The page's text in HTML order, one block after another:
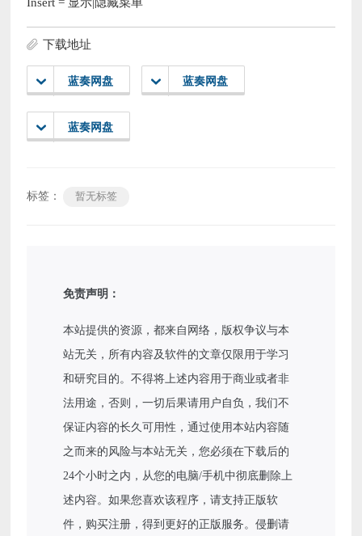
Insert = 显示|隐藏菜单
下载地址
蓝奏网盘 蓝奏网盘
蓝奏网盘
标签： 暂无标签
免责声明：
本站提供的资源，都来自网络，版权争议与本
站无关，所有内容及软件的文章仅限用于学习
和研究目的。不得将上述内容用于商业或者非
法用途，否则，一切后果请用户自负，我们不
保证内容的长久可用性，通过使用本站内容随
之而来的风险与本站无关，您必须在下载后的
24个小时之内，从您的电脑/手机中彻底删除上
述内容。如果您喜欢该程序，请支持正版软
件，购买注册，得到更好的正版服务。侵删请